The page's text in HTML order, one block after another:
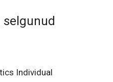
Individual